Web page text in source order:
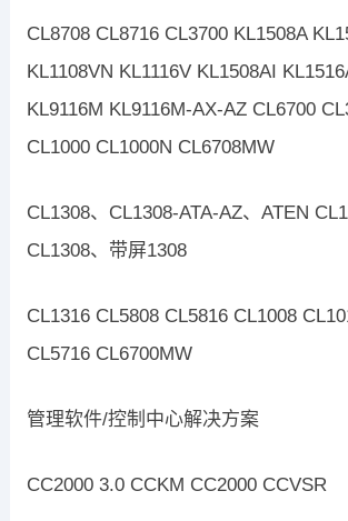
CL8708 CL8716 CL3700 KL1508A
KL1108VN KL1116V KL1508AI
KL9116M KL9116M-AX-AZ CL6700
CL1000 CL1000N CL6708MW
CL1308、CL1308-ATA-AZ、ATEN
CL1308、带屏1308
CL1316 CL5808 CL5816 CL1008
CL5716 CL6700MW
管理软件/控制中心解决方案
CC2000 3.0 CCKM CC2000 CCVSR